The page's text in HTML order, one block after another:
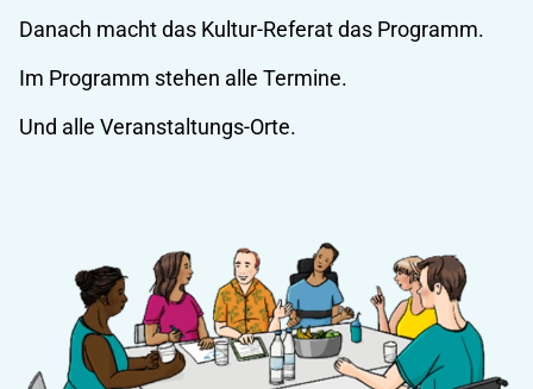
Danach macht das Kultur-Referat das Programm.
Im Programm stehen alle Termine.
Und alle Veranstaltungs-Orte.